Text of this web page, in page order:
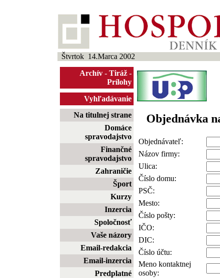
Štvrtok 14.Marca 2002
Archív - Tiráž -
Prílohy
Vyhľadávanie
Na titulnej strane
Domáce
spravodajstvo
Finančné
spravodajstvo
Zahraničie
Šport
Kurzy
Inzercia
Spoločnosť
Vaše názory
Email-redakcia
Email-inzercia
Predplatné
Objednávka
Objednávateľ:
Názov firmy:
Ulica:
Číslo domu:
PSČ:
Mesto:
Číslo pošty:
IČO:
DIC:
Číslo účtu:
Meno kontaktnej
osoby: